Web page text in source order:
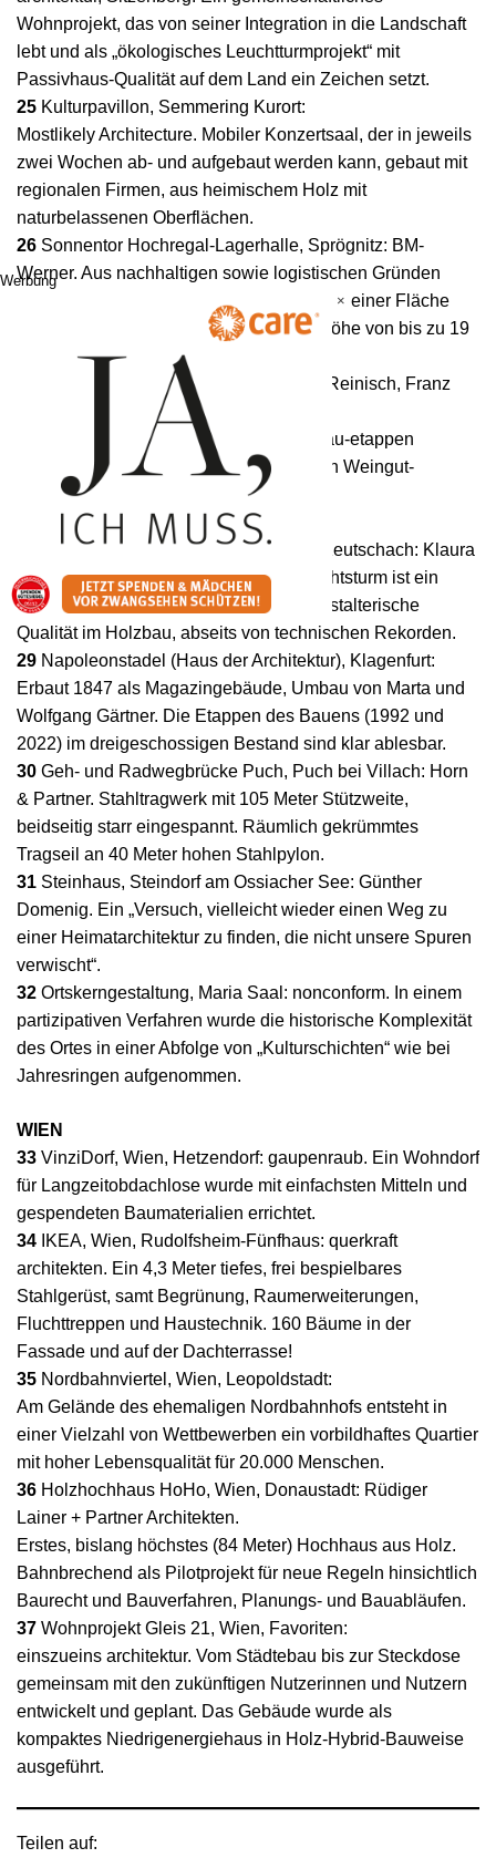
Wohnprojekt, das von seiner Integration in die Landschaft
lebt und als „ökologisches Leuchtturmprojekt“ mit
Passivhaus-Qualität auf dem Land ein Zeichen setzt.
25 Kulturpavillon, Semmering Kurort:
Mostlikely Architecture. Mobiler Konzertsaal, der in jeweils
zwei Wochen ab- und aufgebaut werden kann, gebaut mit
regionalen Firmen, aus heimischem Holz mit
naturbelassenen Oberflächen.
26 Sonnentor Hochregal-Lagerhalle, Sprögnitz: BM-
Werner. Aus nachhaltigen sowie logistischen Gründen
werden Rohstoffe und fertige Produkte auf einer Fläche
von 3.000 Quadratmetern und in einer Höhe von bis zu 19
Metern gelagert.
Loisium Hotel, Langenlois: Irene Ott-Reinisch, Franz
Sam, Steven Holl.
Das Projektteam hat das Hotel in vier Bau-etappen
umgesetzt und eine ganze Typologie von Weingut-
Architektur angestoßen.
Kärnten
Aussichtsturm am Pyramidenkogel, Keutschach: Klaura
Partner. Der 100 Meter hohe Holzaussichtsturm ist ein
Anschauungsobjekt für die Frage um gestalterische
Qualität im Holzbau, abseits von technischen Rekorden.
29 Napoleonstadel (Haus der Architektur), Klagenfurt:
Erbaut 1847 als Magazingebäude, Umbau von Marta und
Wolfgang Gärtner. Die Etappen des Bauens (1992 und
2022) im dreigeschossigen Bestand sind klar ablesbar.
30 Geh- und Radwegbrücke Puch, Puch bei Villach: Horn
& Partner. Stahltragwerk mit 105 Meter Stützweite,
beidseitig starr eingespannt. Räumlich gekrümmtes
Tragseil an 40 Meter hohen Stahlpylon.
31 Steinhaus, Steindorf am Ossiacher See: Günther
Domenig. Ein „Versuch, vielleicht wieder einen Weg zu
einer Heimatarchitektur zu finden, die nicht unsere Spuren
verwischt“.
32 Ortskerngestaltung, Maria Saal: nonconform. In einem
partizipativen Verfahren wurde die historische Komplexität
des Ortes in einer Abfolge von „Kulturschichten“ wie bei
Jahresringen aufgenommen.
WIEN
33 VinziDorf, Wien, Hetzendorf: gaupenraub. Ein Wohndorf
für Langzeitobdachlose wurde mit einfachsten Mitteln und
gespendeten Baumaterialien errichtet.
34 IKEA, Wien, Rudolfsheim-Fünfhaus: querkraft
architekten. Ein 4,3 Meter tiefes, frei bespielbares
Stahlgerüst, samt Begrünung, Raumerweiterungen,
Fluchttreppen und Haustechnik. 160 Bäume in der
Fassade und auf der Dachterrasse!
35 Nordbahnviertel, Wien, Leopoldstadt:
Am Gelände des ehemaligen Nordbahnhofs entsteht in
einer Vielzahl von Wettbewerben ein vorbildhaftes Quartier
mit hoher Lebensqualität für 20.000 Menschen.
36 Holzhochhaus HoHo, Wien, Donaustadt: Rüdiger
Lainer + Partner Architekten.
Erstes, bislang höchstes (84 Meter) Hochhaus aus Holz.
Bahnbrechend als Pilotprojekt für neue Regeln hinsichtlich
Baurecht und Bauverfahren, Planungs- und Bauabläufen.
37 Wohnprojekt Gleis 21, Wien, Favoriten:
einszueins architektur. Vom Städtebau bis zur Steckdose
gemeinsam mit den zukünftigen Nutzerinnen und Nutzern
entwickelt und geplant. Das Gebäude wurde als
kompaktes Niedrigenergiehaus in Holz-Hybrid-Bauweise
ausgeführt.
Teilen auf:
Werbung
×